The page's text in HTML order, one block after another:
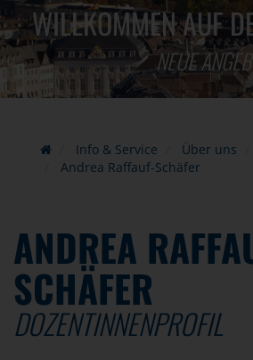
WILLKOMMEN AUF
NEUE
Info & Service Über uns
Andrea Raffauf-Schäfer
ANDREA
SCHÄFER
DOZENTINNENPROFIL